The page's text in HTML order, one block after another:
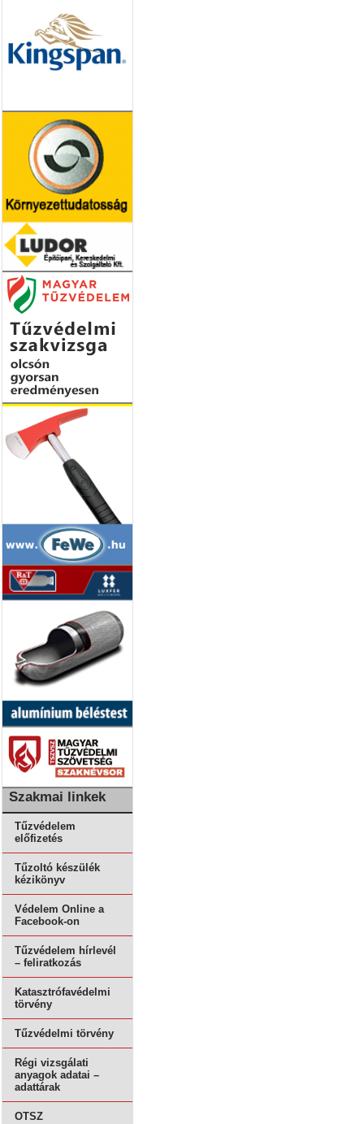
Szakmai linkek
Tűzvédelem
előfizetés
Tűzoltó készülék
kézikönyv
Védelem Online a
Facebook-on
Tűzvédelem hírlevél
– feliratkozás
Katasztrófavédelmi
törvény
Tűzvédelmi törvény
Régi vizsgálati
anyagok adatai –
adattárak
OTSZ